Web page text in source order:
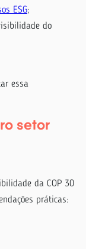
ESG;
do
essa
setor
da COP 30
práticas: